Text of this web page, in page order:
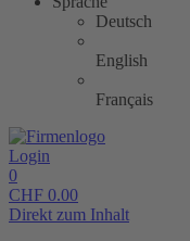
Deutsch
English
Français
Login
0
CHF 0.00
Direkt zum Inhalt